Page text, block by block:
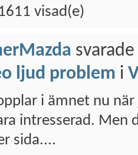
visad(e)
ljud problem i
i ämnet nu
intresserad. Men
sida....